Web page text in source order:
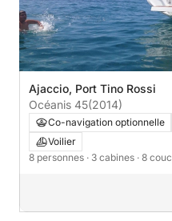
Ajaccio, Port Tino Rossi
Océanis 45(2014)
Co-navigation optionnelle
Voilier
8 personnes · 3 cabines · 8